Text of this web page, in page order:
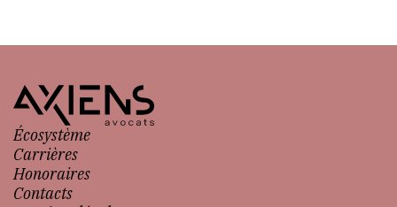
Écosystème
Carrières
Honoraires
Contacts